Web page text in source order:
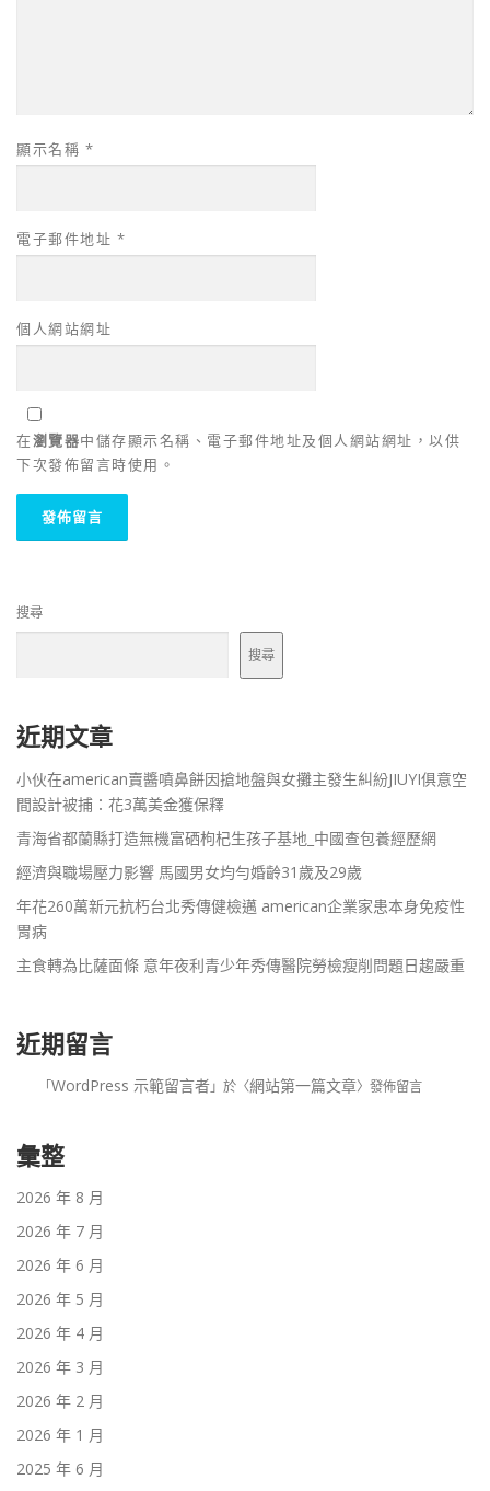
顯示名稱 *
電子郵件地址 *
個人網站網址
在瀏覽器中儲存顯示名稱、電子郵件地址及個人網站網址，以供
下次發佈留言時使用。
搜尋
搜尋
近期文章
小伙在american賣醬噴鼻餅因搶地盤與女攤主發生糾紛JIUYI俱意空
間設計被捕：花3萬美金獲保釋
青海省都蘭縣打造無機富硒枸杞生孩子基地_中國查包養經歷網
經濟與職場壓力影響 馬國男女均勻婚齡31歲及29歲
年花260萬新元抗朽台北秀傳健檢邁 american企業家患本身免疫性
胃病
主食轉為比薩面條 意年夜利青少年秀傳醫院勞檢瘦削問題日趨嚴重
近期留言
「WordPress 示範留言者」於〈網站第一篇文章〉發佈留言
彙整
2026 年 8 月
2026 年 7 月
2026 年 6 月
2026 年 5 月
2026 年 4 月
2026 年 3 月
2026 年 2 月
2026 年 1 月
2025 年 6 月